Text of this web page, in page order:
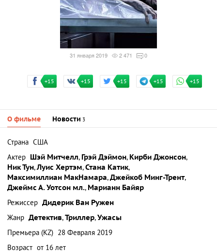
31 января 2019 2 471 0
+15 +15 +15 +15 +15
О фильме Новости 3
Страна США
Актер Шэй Митчелл, Грэй Дэймон, Кирби Джонсон,
Ник Тун,Луис Хертэм,Стана Катик,
Максимиллиан МакНамара,Джейкоб Минг-Трент,
Джеймс А. Уотсон мл., Марианн Байяр
Режиссер Дидерик Ван Ружен
Жанр Детектив,Триллер,Ужасы
Премьера (KZ) 28 Февраля 2019
Возраст от 16 лет